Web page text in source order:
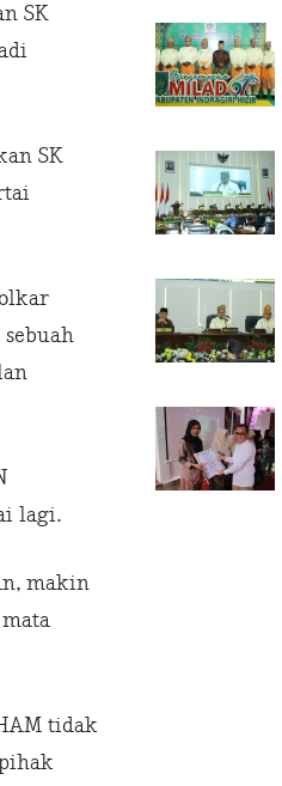
SK
SK
lagi.
makin
tidak